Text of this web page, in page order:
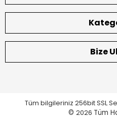
Bize
Tüm bilgileriniz 256bit SSL
© 2026 Tüm